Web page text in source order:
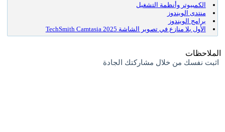
الكمبيوتر وأنظمة التشغيل
منتدى الويندوز
برامج الويندوز
الأول بلا منازع في تصوير الشاشة TechSmith Camtasia 2025
الملاحظات
اثبت نفسك من خلال مشاركتك الجادة